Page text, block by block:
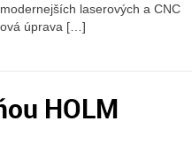
laserových a CNC
úprava […]
HOLM